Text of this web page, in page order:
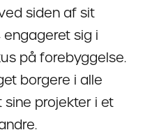
siden af sit
sig i
på forebyggelse.
borgere i alle
projekter i et